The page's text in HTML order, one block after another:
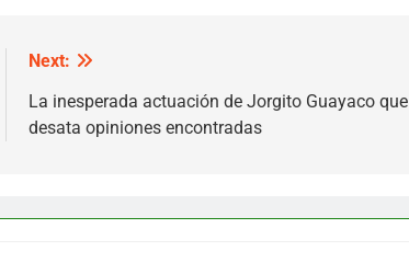
Next:
La inesperada actuación de Jorgito Guayaco que
desata opiniones encontradas